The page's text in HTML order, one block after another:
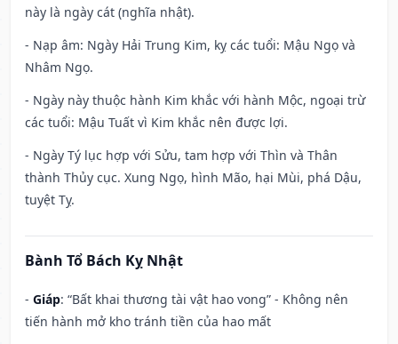
này là ngày cát (nghĩa nhật).
- Nạp âm: Ngày Hải Trung Kim, kỵ các tuổi: Mậu Ngọ và
Nhâm Ngọ.
- Ngày này thuộc hành Kim khắc với hành Mộc, ngoại trừ
các tuổi: Mậu Tuất vì Kim khắc nên được lợi.
- Ngày Tý lục hợp với Sửu, tam hợp với Thìn và Thân
thành Thủy cục. Xung Ngọ, hình Mão, hại Mùi, phá Dậu,
tuyệt Tỵ.
Bành Tổ Bách Kỵ Nhật
- Giáp: “Bất khai thương tài vật hao vong” - Không nên
tiến hành mở kho tránh tiền của hao mất